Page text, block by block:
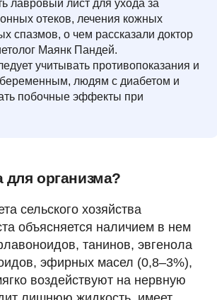
лавровый лист для ухода за
отеков, лечения кожных
спазмов, о чем рассказали доктор
Маянк Пандей.
учитывать противопоказания и
людям с диабетом и
побочные эффекты при
для организма?
сельского хозяйства
объясняется наличием в нем
танинов, эвгенола
эфирных масел (0,8–3%),
воздействуют на нервную